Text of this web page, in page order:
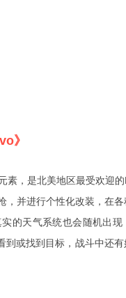
》
素，是北美地区最受欢迎
并进行个性化改装，在各
的天气系统也会随机出现
或找到目标，战斗中还有